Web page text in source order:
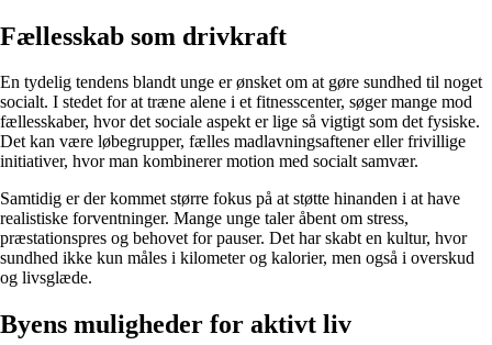
Fællesskab som drivkraft
En tydelig tendens blandt unge er ønsket om at gøre sundhed til noget
socialt. I stedet for at træne alene i et fitnesscenter, søger mange mod
fællesskaber, hvor det sociale aspekt er lige så vigtigt som det fysiske.
Det kan være løbegrupper, fælles madlavningsaftener eller frivillige
initiativer, hvor man kombinerer motion med socialt samvær.
Samtidig er der kommet større fokus på at støtte hinanden i at have
realistiske forventninger. Mange unge taler åbent om stress,
præstationspres og behovet for pauser. Det har skabt en kultur, hvor
sundhed ikke kun måles i kilometer og kalorier, men også i overskud
og livsglæde.
Byens muligheder for aktivt liv